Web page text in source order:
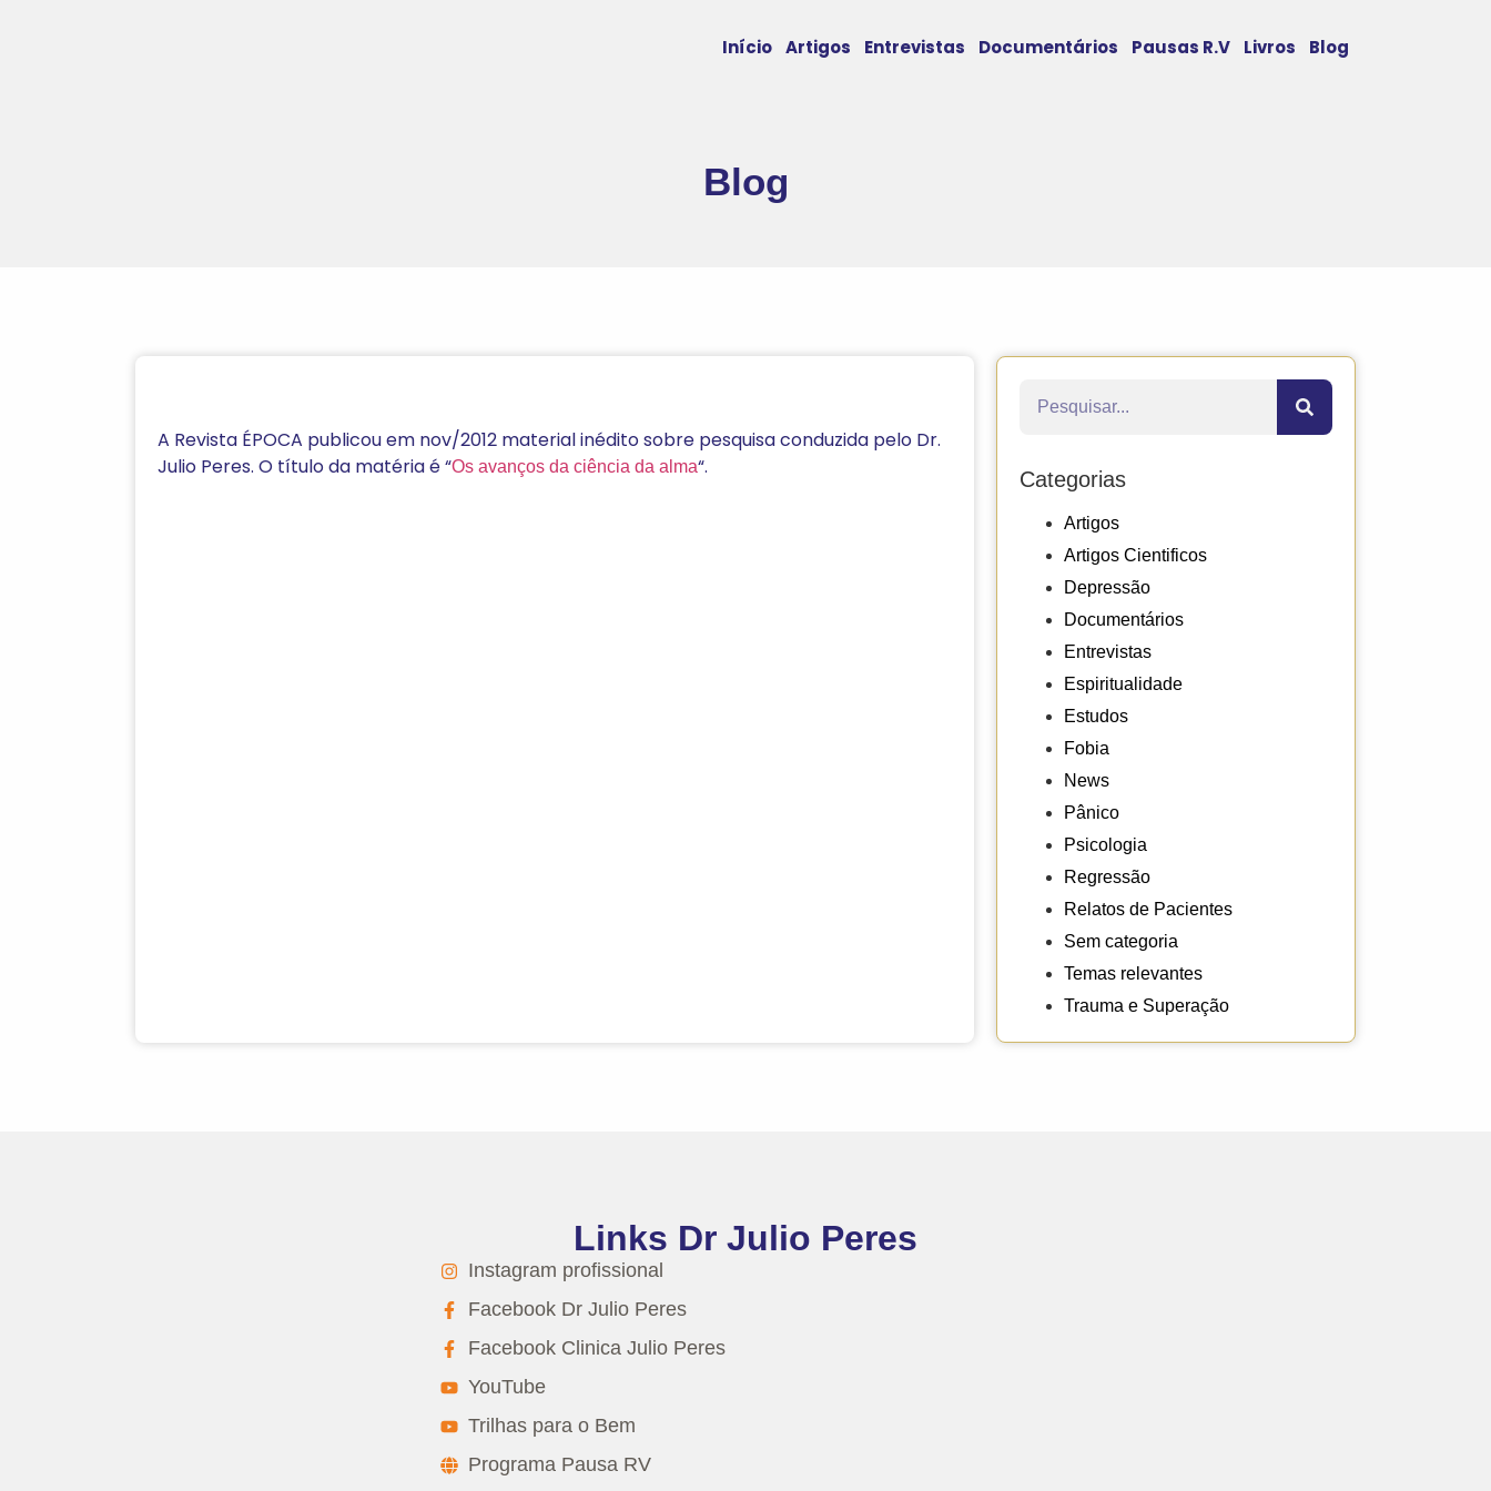
Início Artigos Entrevistas Documentários Pausas R.V Livros Blog
Blog
A Revista ÉPOCA publicou em nov/2012 material inédito sobre pesquisa conduzida pelo Dr.
Julio Peres. O título da matéria é “Os avanços da ciência da alma“. Categorias
Artigos
Artigos Cientificos
Depressão
Documentários
Entrevistas
Espiritualidade
Estudos
Fobia
News
Pânico
Psicologia
Regressão
Relatos de Pacientes
Sem categoria
Temas relevantes
Trauma e Superação
Links Dr Julio Peres
Instagram profissional
Facebook Dr Julio Peres
Facebook Clinica Julio Peres
YouTube
Trilhas para o Bem
Programa Pausa RV